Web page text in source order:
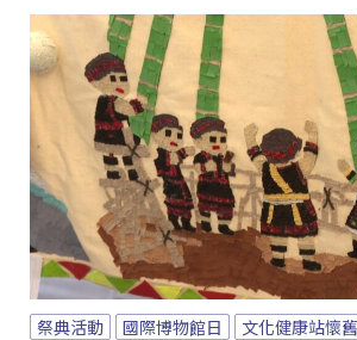
祭典活動 國際博物館日 文化健康站懷